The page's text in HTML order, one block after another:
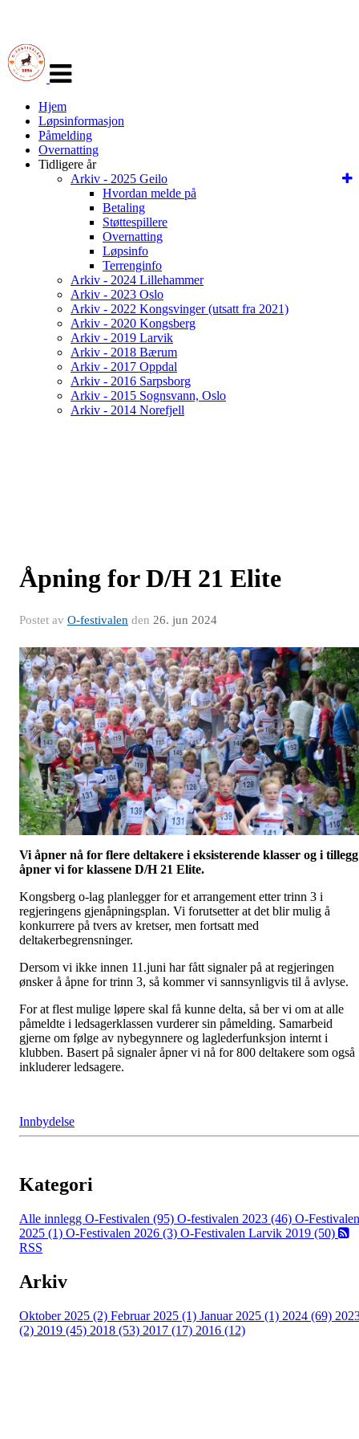
navigasjon
Hjem
Løpsinformasjon
Påmelding
Overnatting
Tidligere år
Arkiv - 2025 Geilo
Hvordan melde på
Betaling
Støttespillere
Overnatting
Løpsinfo
Terrenginfo
Arkiv - 2024 Lillehammer
Arkiv - 2023 Oslo
Arkiv - 2022 Kongsvinger (utsatt fra 2021)
Arkiv - 2020 Kongsberg
Arkiv - 2019 Larvik
Arkiv - 2018 Bærum
Arkiv - 2017 Oppdal
Arkiv - 2016 Sarpsborg
Arkiv - 2015 Sognsvann, Oslo
Arkiv - 2014 Norefjell
Åpning for D/H 21 Elite
Postet av O-festivalen den 26. jun 2024
Vi åpner nå for flere deltakere i eksisterende klasser og i tillegg
åpner vi for klassene D/H 21 Elite.
Kongsberg o-lag planlegger for et arrangement ettertrinn 3 i
regjeringens gjenåpningsplan. Vi forutsetter at det blir mulig å
konkurrere på tvers av kretser, men fortsatt med
deltakerbegrensninger.
Dersom vi ikke innen 11.juni har fått signaler på at regjeringen
ønsker å åpne for trinn 3, så kommer vi sannsynligvis til å avlyse.
For at flest mulige løpere skal få kunne delta, så ber vi om at alle
påmeldte i ledsagerklassen vurderer sin påmelding. Samarbeid
gjerne om følge av nybegynnere og laglederfunksjon internt i
klubben. Basert på signaler åpner vi nå for 800 deltakere som også
inkluderer ledsagere.
Innbydelse
Kategori
Alle innlegg O-Festivalen (95) O-festivalen 2023 (46) O-Festivalen
2025 (1) O-Festivalen 2026 (3) O-Festivalen Larvik 2019 (50)
RSS
Arkiv
Oktober 2025 (2) Februar 2025 (1) Januar 2025 (1) 2024 (69)
(2) 2019 (45) 2018 (53) 2017 (17) 2016 (12)